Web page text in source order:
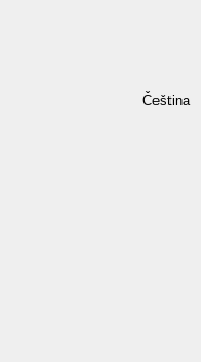
Čeština